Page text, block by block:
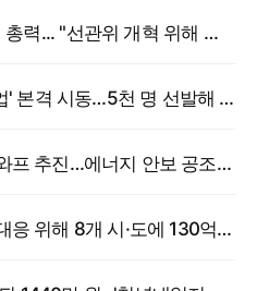
정부, '참정권 침해' 규명 총력... "선관위 개혁 위해 국정조사 등 모든 조치"
6만 명 몰린 '모두의 창업' 본격 시동…5천 명 선발해 밀착 지원
한일, 원유·석유제품 스와프 추진…에너지 안보 공조 강화
고용부, 중동전쟁 여파 대응 위해 8개 시·도에 130억 원 긴급 투입